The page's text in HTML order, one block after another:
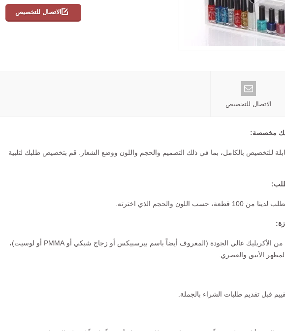
الاتصال للتخصيص
الاتصال للتخصيص
للتخصيص بالكامل، بما في ذلك التصميم والحجم واللون ووضع الشعار. قم بتخصيص طلبك لتلبية
اللون والحجم الذي اخترته.
جميع المنتجات مصنوعة من الأكريليك عالي الجودة (المعروف أيضاً باسم بيرسبيكس أو زجاج شبكي أو PMMA أو لوسيت)،
الأنيق والعصري.
قبل تقديم طلبات الشراء بالجملة.